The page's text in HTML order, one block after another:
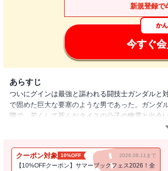
新規登録で
か
今すぐ
あらすじ
ついにグインは最強と謳われる闘技士ガンダルと
で固めた巨大な要塞のような男であった。ガンダ
隅で、若くして死んだタイスの公子の幽霊と出会
でグインが見たものは、地下に広がる広大無辺
クーポン対象 10%OFF 2026.08.11まで
【10%OFFクーポン】サマーブックフェス2026！全